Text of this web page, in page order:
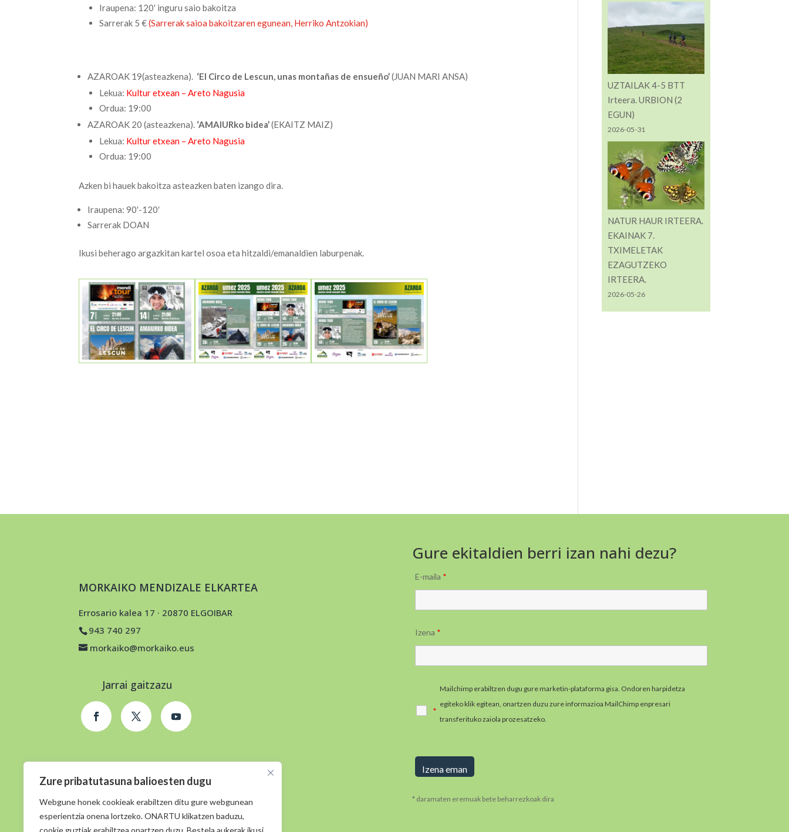
Zure pribatutasuna balioesten dugu
Webgune honek cookieak erabiltzen ditu gure webgunean
esperientzia onena lortzeko. ONARTU klikatzen baduzu,
cookie guztiak erabiltzea onartzen duzu. Bestela aukerak ikusi.
Iraupena: 120′ inguru saio bakoitza
Sarrerak 5 €(Sarrerak saioa bakoitzaren egunean, Herriko Antzokian)
AZAROAK 19(asteazkena). ‘El Circo de Lescun, unas montañas de ensueño’(JUAN MARI ANSA)
Lekua: Kultur etxean – Areto Nagusia
Ordua: 19:00
AZAROAK 20 (asteazkena). ‘AMAIURko bidea’(EKAITZ MAIZ)
Lekua: Kultur etxean – Areto Nagusia
Ordua: 19:00
Azken bi hauek bakoitza asteazken baten izango dira.
Iraupena: 90′-120′
Sarrerak DOAN
Ikusi beherago argazkitan kartel osoa eta hitzaldi/emanaldien laburpenak.
UZTAILAK 4-5 BTT
Irteera. URBION (2
EGUN)
2026-05-31
NATUR HAUR IRTEERA.
EKAINAK 7.
TXIMELETAK
EZAGUTZEKO
IRTEERA.
2026-05-26
MORKAIKO MENDIZALE ELKARTEA
Errosario kalea 17 · 20870 ELGOIBAR
943 740 297
morkaiko@morkaiko.eus
Jarrai gaitzazu
Gure ekitaldien berri izan nahi dezu?
* daramaten eremuak bete beharrezkoak dira
E-maila *
Izena *
*
Mailchimp erabiltzen dugu gure marketin-plataforma gisa. Ondoren harpidetza
egiteko klik egitean, onartzen duzu zure informazioa MailChimp enpresari
transferituko zaiola prozesatzeko.